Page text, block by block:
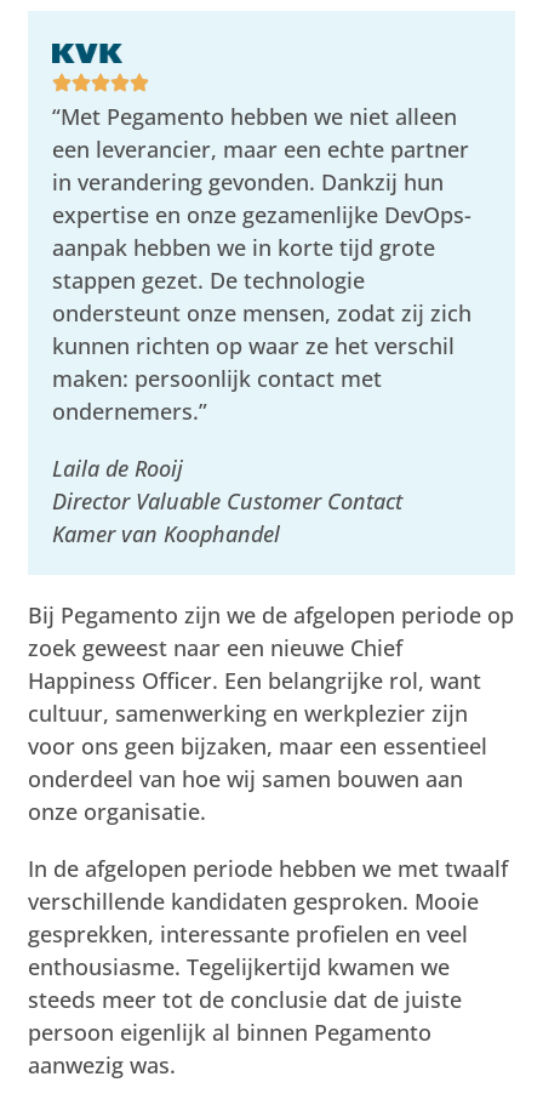
“Met Pegamento hebben we niet alleen
een leverancier, maar een echte partner
in verandering gevonden. Dankzij hun
expertise en onze gezamenlijke DevOps-
aanpak hebben we in korte tijd grote
stappen gezet. De technologie
ondersteunt onze mensen, zodat zij zich
kunnen richten op waar ze het verschil
maken: persoonlijk contact met
ondernemers.”
Laila de Rooij
Director Valuable Customer Contact
Kamer van Koophandel
Bij Pegamento zijn we de afgelopen periode op
zoek geweest naar een nieuwe Chief
Happiness Officer. Een belangrijke rol, want
cultuur, samenwerking en werkplezier zijn
voor ons geen bijzaken, maar een essentieel
onderdeel van hoe wij samen bouwen aan
onze organisatie.
In de afgelopen periode hebben we met twaalf
verschillende kandidaten gesproken. Mooie
gesprekken, interessante profielen en veel
enthousiasme. Tegelijkertijd kwamen we
steeds meer tot de conclusie dat de juiste
persoon eigenlijk al binnen Pegamento
aanwezig was.